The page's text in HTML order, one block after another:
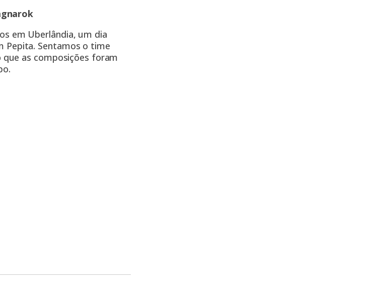
em Uberlândia, um dia
Pepita. Sentamos o time
que as composições foram